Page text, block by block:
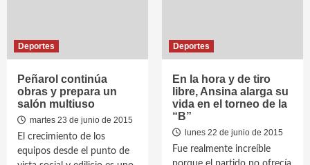
Deportes
Peñarol continúa
obras y prepara un
salón multiuso
martes 23 de junio de 2015
El crecimiento de los
equipos desde el punto de
Deportes
En la hora y de tiro
libre, Ansina alarga su
vida en el torneo de la
“B”
lunes 22 de junio de 2015
Fue realmente increíble